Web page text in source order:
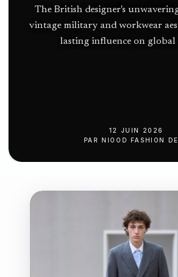
Nord
The British designer's
vintage military and workwear
lasting influence on global
12 JUIN 2026
PAR
NIOOD FASHION